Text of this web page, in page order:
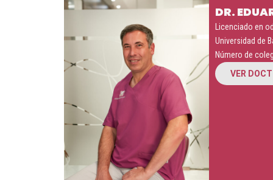
DR.
Licenciado en
Universidad de
Número de
VER